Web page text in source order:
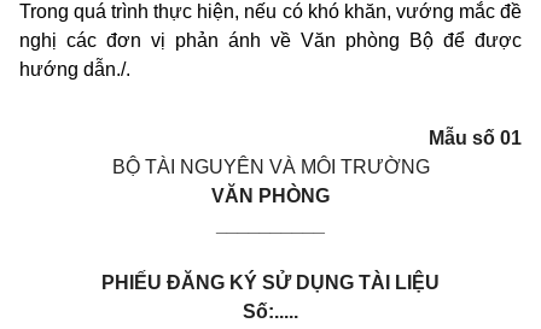
Trong quá trình thực hiện, nếu có khó khăn, vướng mắc đề
nghị các đơn vị phản ánh về Văn phòng Bộ để được
hướng dẫn./.
Mẫu số 01
BỘ TÀI NGUYÊN VÀ MÔI TRƯỜNG
VĂN PHÒNG
PHIẾU ĐĂNG KÝ SỬ DỤNG TÀI LIỆU
Số:.....